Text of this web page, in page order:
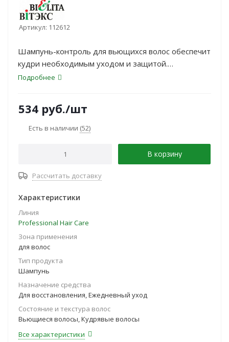
Артикул: 112612
Шампунь-контроль для вьющихся волос обеспечит
кудри необходимым уходом и защитой.
Преимущества использования шампуня:
Подробнее
534 руб./шт
Есть в наличии (52)
В корзину
Рассчитать доставку
Характеристики
Линия
Professional Hair Care
Зона применения
для волос
Тип продукта
Шампунь
Назначение средства
Для восстановления, Ежедневный уход
Состояние и текстура волос
Вьющиеся волосы, Кудрявые волосы
Все характеристики